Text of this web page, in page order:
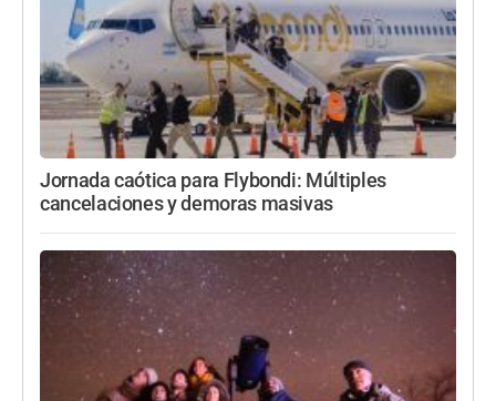
Jornada caótica para Flybondi: Múltiples
cancelaciones y demoras masivas